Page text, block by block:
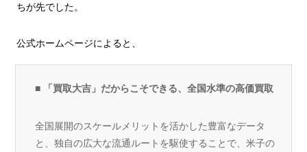
ちが先でした。
公式ホームページによると、
■ 「買取大吉」だからこそできる、全国水準の高価買取
全国展開のスケールメリットを活かした豊富なデータ
と、独自の広大な流通ルートを駆使することで、米子の